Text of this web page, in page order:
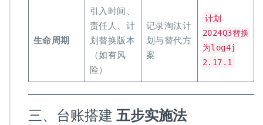
生命周期
引入时间、
责任人、计
划替换版本
（如有风
险）
记录淘汰计
划与替代方
案
计划
2024Q3替换
为log4j
2.17.1
三、台账搭建 ​ 五步实施法